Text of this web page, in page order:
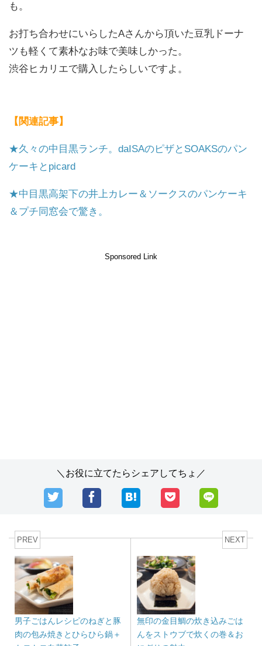
も。
お打ち合わせにいらしたAさんから頂いた豆乳ドーナ
ツも軽くて素朴なお味で美味しかった。
渋谷ヒカリエで購入したらしいですよ。
【関連記事】
★久々の中目黒ランチ。daISAのピザとSOAKSのパン
ケーキとpicard
★中目黒高架下の井上カレー＆ソークスのパンケーキ
＆プチ同窓会で驚き。
Sponsored Link
＼お役に立てたらシェアしてちょ／
PREV
男子ごはんレシピのねぎと豚
肉の包み焼きとひらひら鍋＋
NEXT
無印の金目鯛の炊き込みごは
んをストウブで炊くの巻＆お